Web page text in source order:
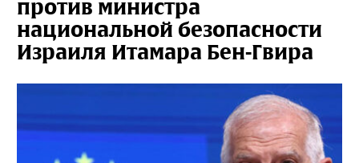
против министра
национальной безопасности
Израиля Итамара Бен-Гвира